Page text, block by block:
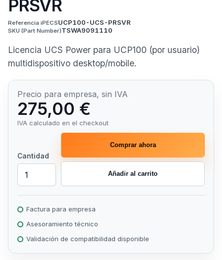
PRSVR
Referencia iPECSUCP100-UCS-PRSVR
SKU (Part Number)TSWA9091110
Licencia UCS Power para UCP100 (por usuario)
multidispositivo desktop/mobile.
Precio para empresa, sin IVA
275,00 €
IVA calculado en el checkout
Cantidad
Comprar ahora
Añadir al carrito
Factura para empresa
Asesoramiento técnico
Validación de compatibilidad disponible